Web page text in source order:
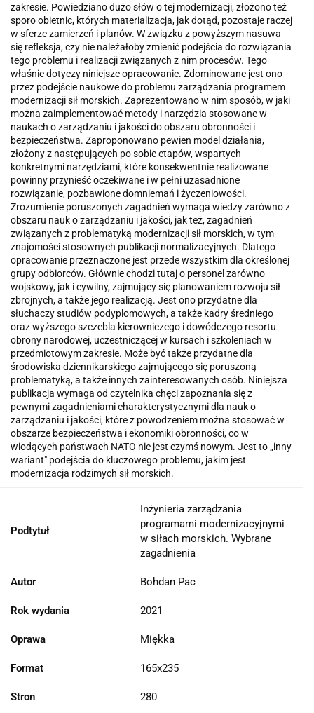
zakresie. Powiedziano dużo słów o tej modernizacji, złożono też
sporo obietnic, których materializacja, jak dotąd, pozostaje raczej
w sferze zamierzeń i planów. W związku z powyższym nasuwa
się refleksja, czy nie należałoby zmienić podejścia do rozwiązania
tego problemu i realizacji związanych z nim procesów. Tego
właśnie dotyczy niniejsze opracowanie. Zdominowane jest ono
przez podejście naukowe do problemu zarządzania programem
modernizacji sił morskich. Zaprezentowano w nim sposób, w jaki
można zaimplementować metody i narzędzia stosowane w
naukach o zarządzaniu i jakości do obszaru obronności i
bezpieczeństwa. Zaproponowano pewien model działania,
złożony z następujących po sobie etapów, wspartych
konkretnymi narzędziami, które konsekwentnie realizowane
powinny przynieść oczekiwane i w pełni uzasadnione
rozwiązanie, pozbawione domniemań i życzeniowości.
Zrozumienie poruszonych zagadnień wymaga wiedzy zarówno z
obszaru nauk o zarządzaniu i jakości, jak też, zagadnień
związanych z problematyką modernizacji sił morskich, w tym
znajomości stosownych publikacji normalizacyjnych. Dlatego
opracowanie przeznaczone jest przede wszystkim dla określonej
grupy odbiorców. Głównie chodzi tutaj o personel zarówno
wojskowy, jak i cywilny, zajmujący się planowaniem rozwoju sił
zbrojnych, a także jego realizacją. Jest ono przydatne dla
słuchaczy studiów podyplomowych, a także kadry średniego
oraz wyższego szczebla kierowniczego i dowódczego resortu
obrony narodowej, uczestniczącej w kursach i szkoleniach w
przedmiotowym zakresie. Może być także przydatne dla
środowiska dziennikarskiego zajmującego się poruszoną
problematyką, a także innych zainteresowanych osób. Niniejsza
publikacja wymaga od czytelnika chęci zapoznania się z
pewnymi zagadnieniami charakterystycznymi dla nauk o
zarządzaniu i jakości, które z powodzeniem można stosować w
obszarze bezpieczeństwa i ekonomiki obronności, co w
wiodących państwach NATO nie jest czymś nowym. Jest to „inny
wariant" podejścia do kluczowego problemu, jakim jest
modernizacja rodzimych sił morskich.
Podtytuł
Inżynieria zarządzania
programami modernizacyjnymi
w siłach morskich. Wybrane
zagadnienia
Autor Bohdan Pac
Rok wydania 2021
Oprawa Miękka
Format 165x235
Stron 280